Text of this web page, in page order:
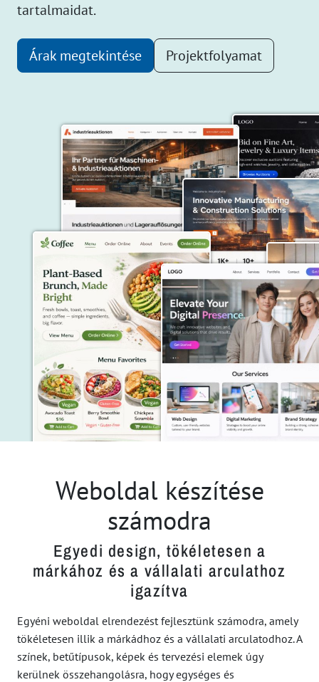
tartalmaidat.
Árak megtekintése Projektfolyamat
Weboldal készítése
számodra
Egyedi design, tökéletesen a
márkához és a vállalati arculathoz
igazítva
Egyéni weboldal elrendezést fejlesztünk számodra, amely
tökéletesen illik a márkádhoz és a vállalati arculatodhoz. A
színek, betűtípusok, képek és tervezési elemek úgy
kerülnek összehangolásra, hogy egységes és